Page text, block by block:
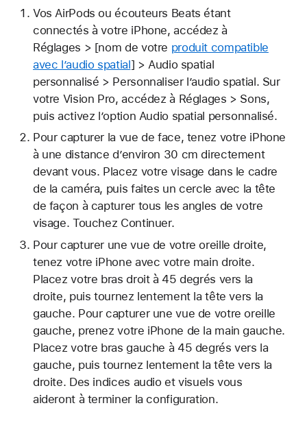
Vos AirPods ou écouteurs Beats étant
connectés à votre iPhone, accédez à
Réglages > [nom de votre produit compatible
avec l’audio spatial] > Audio spatial
personnalisé > Personnaliser l’audio spatial. Sur
votre Vision Pro, accédez à Réglages > Sons,
puis activez l’option Audio spatial personnalisé.
Pour capturer la vue de face, tenez votre iPhone
à une distance d’environ 30 cm directement
devant vous. Placez votre visage dans le cadre
de la caméra, puis faites un cercle avec la tête
de façon à capturer tous les angles de votre
visage. Touchez Continuer.
Pour capturer une vue de votre oreille droite,
tenez votre iPhone avec votre main droite.
Placez votre bras droit à 45 degrés vers la
droite, puis tournez lentement la tête vers la
gauche. Pour capturer une vue de votre oreille
gauche, prenez votre iPhone de la main gauche.
Placez votre bras gauche à 45 degrés vers la
gauche, puis tournez lentement la tête vers la
droite. Des indices audio et visuels vous
aideront à terminer la configuration.